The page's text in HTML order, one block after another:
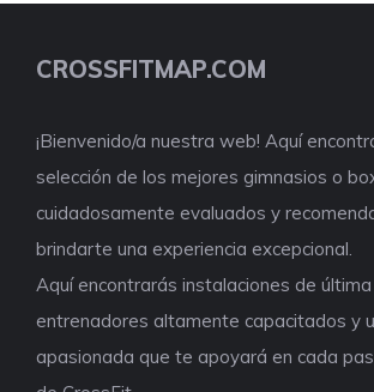
CROSSFITMAP.COM
¡Bienvenido/a nuestra web! Aquí
selección de los mejores gimnasios o
cuidadosamente evaluados y
brindarte una experiencia excepcional.
Aquí encontrarás instalaciones de última
entrenadores altamente capacitados y
apasionada que te apoyará en cada